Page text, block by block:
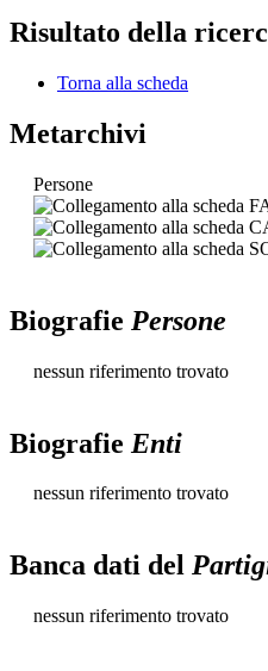
Risultato della
Torna alla scheda
Metarchivi
Persone
Biografie Persone
nessun riferimento trovato
Biografie Enti
nessun riferimento trovato
Banca dati del
nessun riferimento trovato